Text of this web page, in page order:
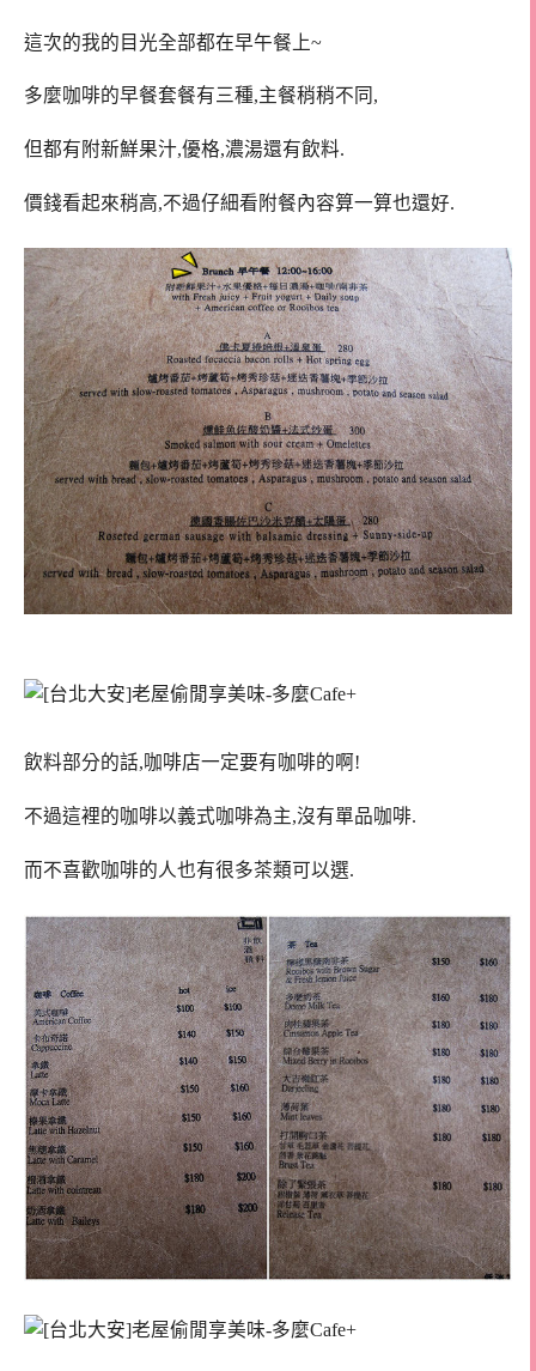
這次的我的目光全部都在早午餐上~
多麼咖啡的早餐套餐有三種,主餐稍稍不同,
但都有附新鮮果汁,優格,濃湯還有飲料.
價錢看起來稍高,不過仔細看附餐內容算一算也還好.
飲料部分的話,咖啡店一定要有咖啡的啊!
不過這裡的咖啡以義式咖啡為主,沒有單品咖啡.
而不喜歡咖啡的人也有很多茶類可以選.